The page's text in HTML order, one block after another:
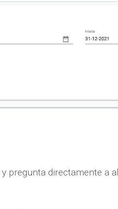
y pregunta directamente a